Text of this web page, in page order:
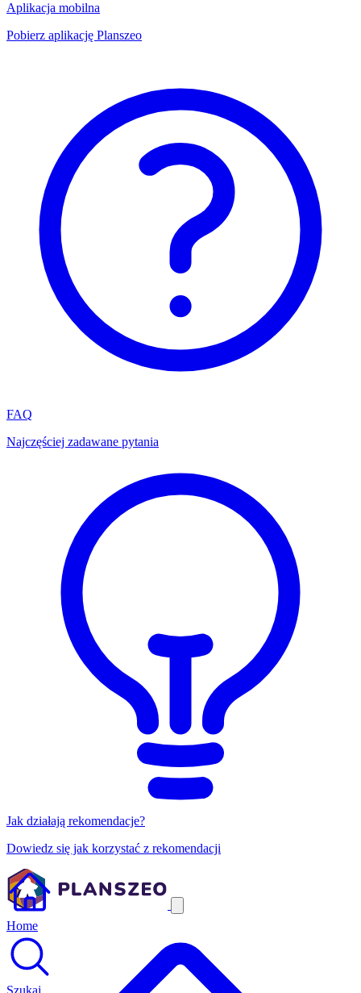
Aplikacja mobilna
Pobierz aplikację Planszeo
FAQ
Najczęściej zadawane pytania
Jak działają rekomendacje?
Dowiedz się jak korzystać z rekomendacji
Home
Szukaj